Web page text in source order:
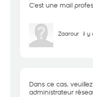
C'est une mail
Zaarour il y
Dans ce cas,
administrateur